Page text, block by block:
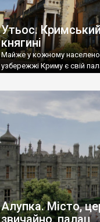
Утьос.
княгині
Майже у кожному
узбережжі Криму є свій
Алупка. Місто,
звичайно, палац